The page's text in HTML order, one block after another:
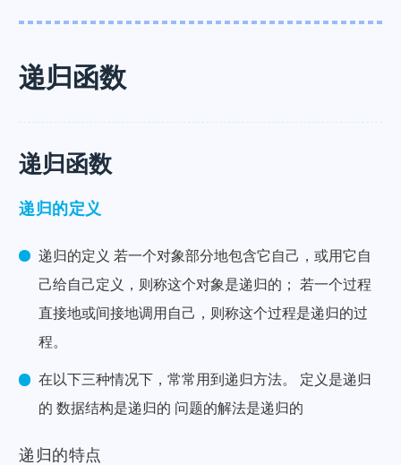
递归函数
递归函数
递归的定义
递归的定义 若一个对象部分地包含它自己，或用它自
己给自己定义，则称这个对象是递归的； 若一个过程
直接地或间接地调用自己，则称这个过程是递归的过
程。
在以下三种情况下，常常用到递归方法。 定义是递归
的 数据结构是递归的 问题的解法是递归的
递归的特点